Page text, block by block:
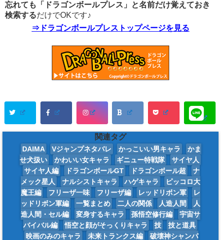
忘れても「ドラゴンボールプレス」と名前だけ覚えておき
検索するだけでOKです♪
⇒ドラゴンボールプレストップページを見る
関連タグ
DAIMA Vジャンプネタバレ かっこいい男キャラ
かま
せ犬扱い
かわいい女キャラ ギニュー特戦隊
サイヤ人
サイヤ人編
ドラゴンボールGT ドラゴンボール超
ナ
メック星人
ナルシストキャラ ハゲキャラ
ピッコロ大
魔王編
フリーザ一味 フリーザ編 レッドリボン軍
レ
ッドリボン軍編
一覧まとめ 二人の関係 人造人間
人
造人間・セル編
変身するキャラ 孫悟空修行編
宇宙サ
バイバル編
悟空と顔がそっくりキャラ 技
技と道具
映画のみのキャラ
未来トランクス編
破壊神シャンパ